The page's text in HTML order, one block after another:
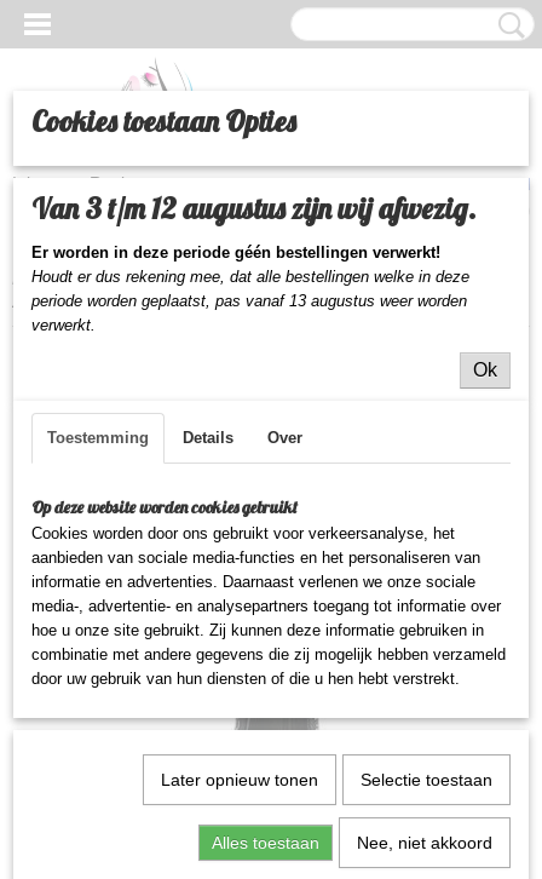
Inloggen Registreren
Geen producten
Home> Beauty>Make-up>Ogen>Leticia Well vloeibare eyeliner
zilver grijs
Cookies toestaan Opties
Van 3 t/m 12 augustus zijn wij afwezig.
Er worden in deze periode géén bestellingen verwerkt!
Houdt er dus rekening mee, dat alle bestellingen welke in deze
periode worden geplaatst, pas vanaf 13 augustus weer worden
verwerkt.
Ok
Toestemming Details Over
Op deze website worden cookies gebruikt
Cookies worden door ons gebruikt voor verkeersanalyse, het
aanbieden van sociale media-functies en het personaliseren van
informatie en advertenties. Daarnaast verlenen we onze sociale
media-, advertentie- en analysepartners toegang tot informatie over
hoe u onze site gebruikt. Zij kunnen deze informatie gebruiken in
combinatie met andere gegevens die zij mogelijk hebben verzameld
door uw gebruik van hun diensten of die u hen hebt verstrekt.
Later opnieuw tonen Selectie toestaan
Alles toestaan Nee, niet akkoord